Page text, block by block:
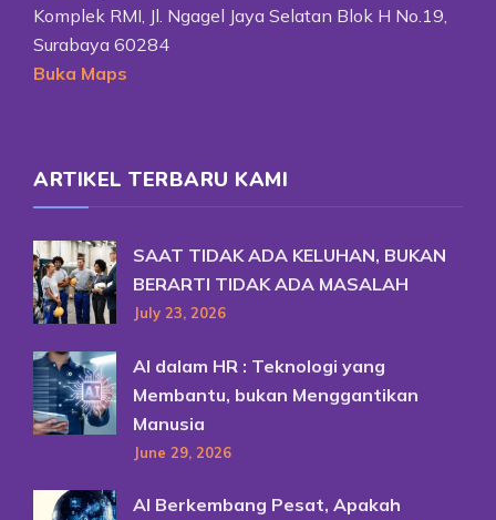
Komplek RMI, Jl. Ngagel Jaya Selatan Blok H No.19,
Surabaya 60284
Buka Maps
ARTIKEL TERBARU KAMI
SAAT TIDAK ADA KELUHAN, BUKAN
BERARTI TIDAK ADA MASALAH
July 23, 2026
AI dalam HR : Teknologi yang
Membantu, bukan Menggantikan
Manusia
June 29, 2026
AI Berkembang Pesat, Apakah